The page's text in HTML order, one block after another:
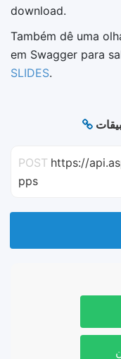
download.
Também dê uma
em Swagger para
SLIDES.
POST https://
pps